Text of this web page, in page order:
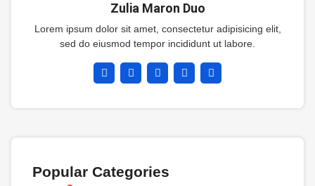
Zulia Maron Duo
Lorem ipsum dolor sit amet, consectetur adipisicing elit,
sed do eiusmod tempor incididunt ut labore.
Popular Categories